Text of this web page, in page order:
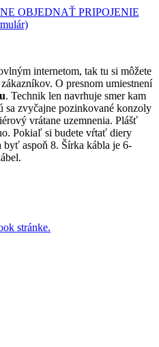
OBJEDNAŤ PRIPOJENIE
internetom, tak tu si môžete
O presnom umiestnení
. Technik len navrhuje smer kam
sa zvyčajne pozinkované konzoly
vrátane uzemnenia. Plášť
Pokiaľ si budete vŕtať diery
aspoň 8. Šírka kábla je 6-
stránke.